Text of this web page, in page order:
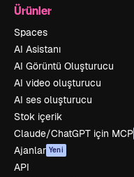
Ürünler
Spaces
AI Asistanı
AI Görüntü Oluşturucu
AI video oluşturucu
AI ses oluşturucu
Stok içerik
Claude/ChatGPT için MCP
Ajanlar Yeni
API